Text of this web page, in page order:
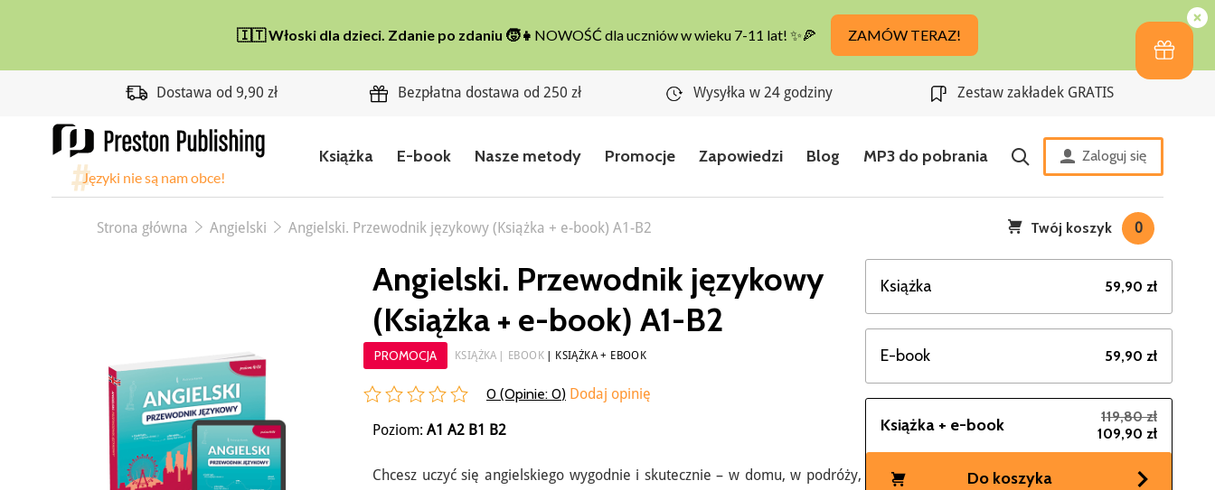
Dostawa od 9,90 zł Bezpłatna dostawa od 250 zł Wysyłka w 24 godziny Zestaw zakładek GRATIS
Książka E-book Nasze metody Promocje Zapowiedzi Blog MP3 do pobrania Zaloguj się
Strona główna Angielski Angielski. Przewodnik językowy (Książka + e-book) A1-B2 Twój koszyk 0
Angielski. Przewodnik językowy
(Książka + e-book) A1-B2
PROMOCJA KSIĄŻKA EBOOK KSIĄŻKA + EBOOK
0 (Opinie: 0) Dodaj opinię
Poziom: A1 A2 B1 B2
Chcesz uczyć się angielskiego wygodnie i skutecznie – w domu, w podróży,
Książka 59,90 zł
E-book 59,90 zł
Książka + e-book
119,80 zł
109,90 zł
Do koszyka